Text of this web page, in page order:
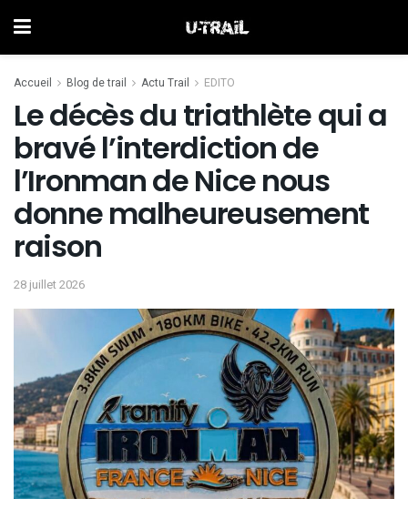
Accueil Blog de trail Actu Trail EDITO
Le décès du triathlète qui a
bravé l’interdiction de
l’Ironman de Nice nous
donne malheureusement
raison
28 juillet 2026